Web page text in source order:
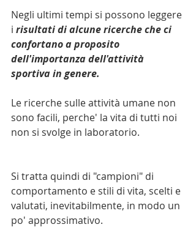
Negli ultimi tempi si possono leggere
i risultati di alcune ricerche che ci
confortano a proposito
dell'importanza dell'attività
sportiva in genere.
Le ricerche sulle attività umane non
sono facili, perche' la vita di tutti noi
non si svolge in laboratorio.
Si tratta quindi di "campioni" di
comportamento e stili di vita, scelti e
valutati, inevitabilmente, in modo un
po' approssimativo.